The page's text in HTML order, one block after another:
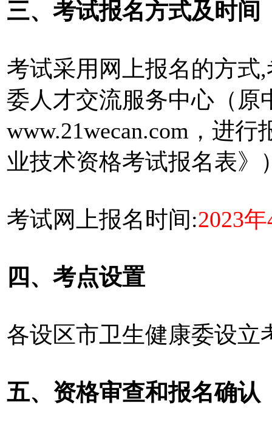
三、考试报名方式及时间
考试采用网上报名的方式
委人才交流服务中心（原
www.21wecan.com，进
业技术资格考试报名表》
考试网上报名时间:2023
四、考点设置
各设区市卫生健康委设立
五、资格审查和报名确认